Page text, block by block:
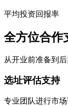
平均投资回报率
全方位合作
从开业前准备到
选址评估支持
专业团队进行市